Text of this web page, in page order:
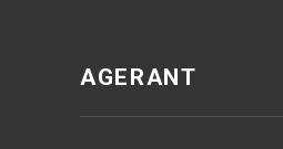
AGERANT